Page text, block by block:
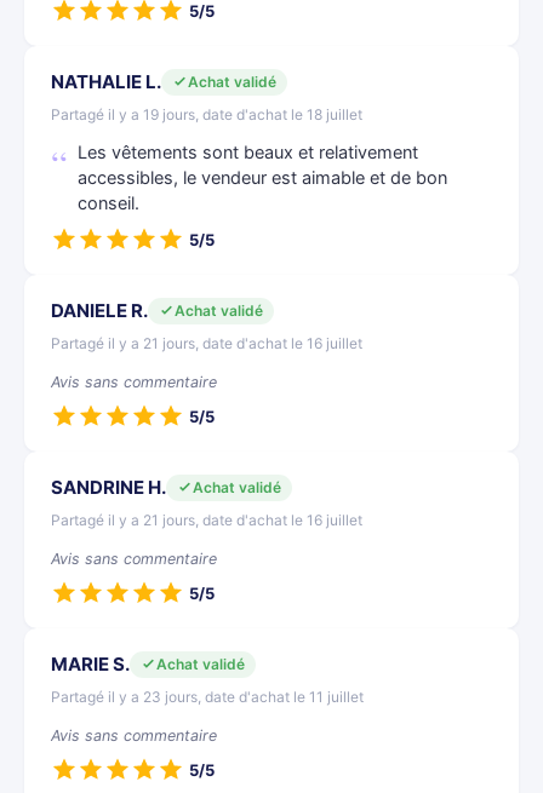
5/5
NATHALIE L.
Achat validé
Partagé il y a 19 jours, date d'achat le 18 juillet
Les vêtements sont beaux et relativement
accessibles, le vendeur est aimable et de bon
conseil.
5/5
DANIELE R.
Achat validé
Partagé il y a 21 jours, date d'achat le 16 juillet
Avis sans commentaire
5/5
SANDRINE H.
Achat validé
Partagé il y a 21 jours, date d'achat le 16 juillet
Avis sans commentaire
5/5
MARIE S.
Achat validé
Partagé il y a 23 jours, date d'achat le 11 juillet
Avis sans commentaire
5/5